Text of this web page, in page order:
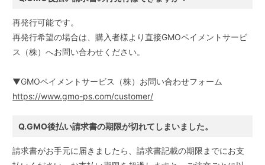
再発行可能です。
再発行希望の場合は、購入者様より直接GMOペイメントサービ
ス（株）へお問い合わせください。
▼GMOペイメントサービス（株）お問い合わせフォーム
https://www.gmo-ps.com/customer/
Q.GMO後払い請求書の期限が切れてしまいました。
請求書がお手元に届きましたら、請求書記載の期限までにお支